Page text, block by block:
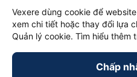
Vexere dùng cookie để
xem chi tiết hoặc thay đổi lựa
Quản lý cookie. Tìm hiểu thêm
Chấp